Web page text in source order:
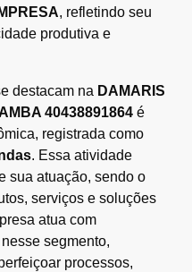
, refletindo seu
produtiva e
destacam na DAMARIS
40438891864 é
registrada como
. Essa atividade
sua atuação, sendo o
serviços e soluções
atua com
segmento,
processos,